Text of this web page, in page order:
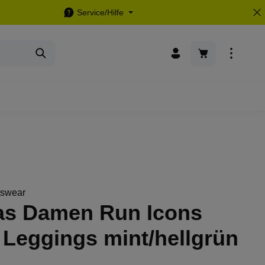
Service/Hilfe
Warenkorb
Damen Run Icons
mint/hellgrün